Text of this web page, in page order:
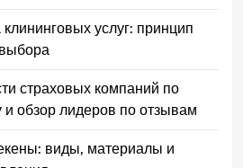
услуг: принцип
страховых компаний по
обзор лидеров по отзывам
виды, материалы и